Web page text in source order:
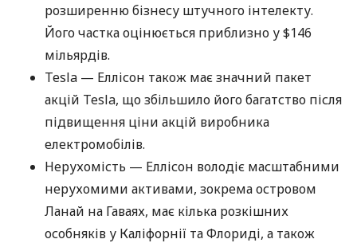
розширенню бізнесу штучного інтелекту.
Його частка оцінюється приблизно у $146
мільярдів.
Tesla — Еллісон також має значний пакет
акцій Tesla, що збільшило його багатство після
підвищення ціни акцій виробника
електромобілів.
Нерухомість — Еллісон володіє масштабними
нерухомими активами, зокрема островом
Ланай на Гаваях, має кілька розкішних
особняків у Каліфорнії та Флориді, а також